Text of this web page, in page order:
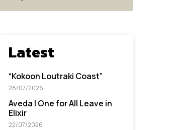
Latest
“Kokoon Loutraki Coast”
28/07/2026
Aveda I One for All Leave in
Elixir
22/07/2026